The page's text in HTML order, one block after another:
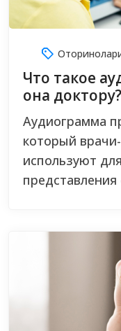
Что такое
она доктору?
Аудиограмма
который
используют